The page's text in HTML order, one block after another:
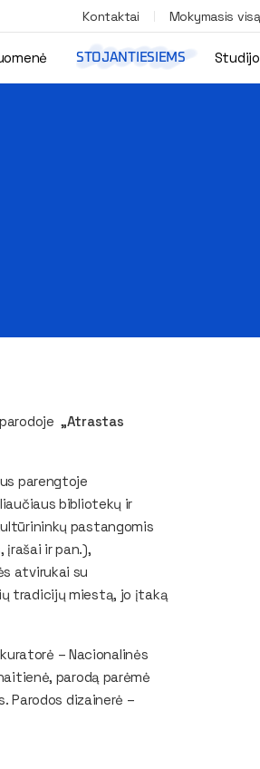
Kontaktai Mokymasis
STOJANTIESIEMS
„Atrastas
parengtoje
bibliotekų ir
pastangomis
įrašai ir pan.),
atvirukai su
tradicijų miestą, jo įtaką
– Nacionalinės
parodą parėmė
Parodos dizainerė –